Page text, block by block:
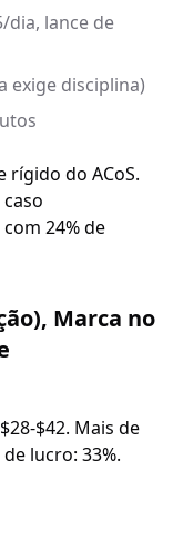
dia, lance de
exige disciplina)
do ACoS.
24% de
Marca no
$42. Mais de
lucro: 33%.